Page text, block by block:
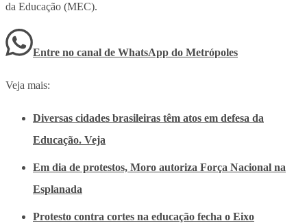
da Educação (MEC).
Entre no canal de WhatsApp do Metrópoles
Veja mais:
Diversas cidades brasileiras têm atos em defesa da
Educação. Veja
Em dia de protestos, Moro autoriza Força Nacional na
Esplanada
Protesto contra cortes na educação fecha o Eixo